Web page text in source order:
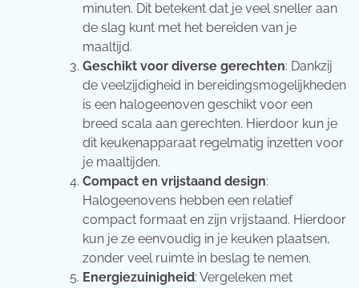
minuten. Dit betekent dat je veel sneller aan
de slag kunt met het bereiden van je
maaltijd.
Geschikt voor diverse gerechten: Dankzij
de veelzijdigheid in bereidingsmogelijkheden
is een halogeenoven geschikt voor een
breed scala aan gerechten. Hierdoor kun je
dit keukenapparaat regelmatig inzetten voor
je maaltijden.
Compact en vrijstaand design:
Halogeenovens hebben een relatief
compact formaat en zijn vrijstaand. Hierdoor
kun je ze eenvoudig in je keuken plaatsen,
zonder veel ruimte in beslag te nemen.
Energiezuinigheid: Vergeleken met